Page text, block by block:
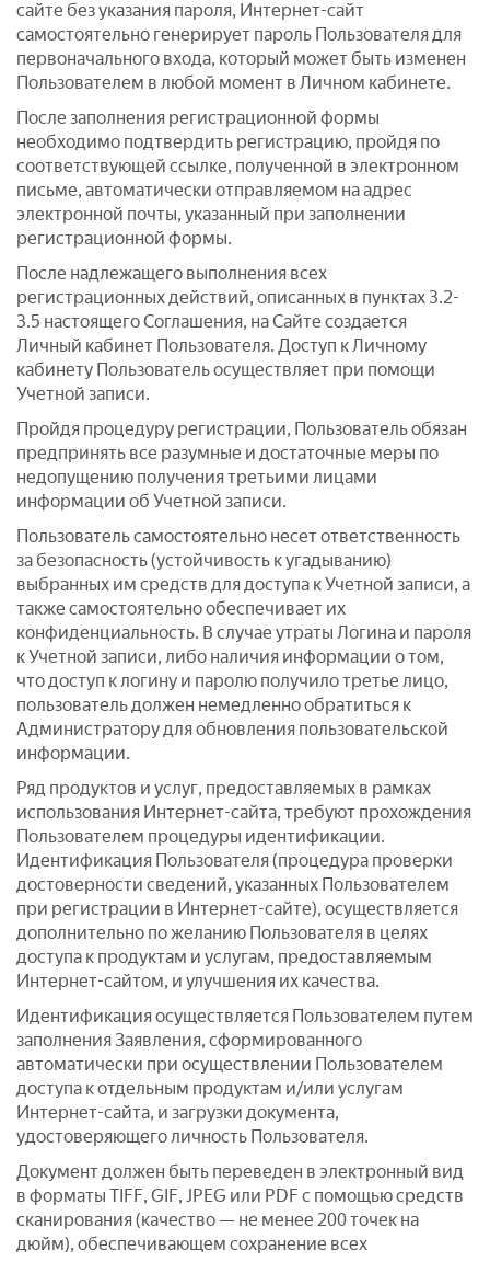
сайте без указания пароля, Интернет-сайт
самостоятельно генерирует пароль Пользователя для
первоначального входа, который может быть изменен
Пользователем в любой момент в Личном кабинете.
После заполнения регистрационной формы
необходимо подтвердить регистрацию, пройдя по
соответствующей ссылке, полученной в электронном
письме, автоматически отправляемом на адрес
электронной почты, указанный при заполнении
регистрационной формы.
После надлежащего выполнения всех
регистрационных действий, описанных в пунктах 3.2-
3.5 настоящего Соглашения, на Сайте создается
Личный кабинет Пользователя. Доступ к Личному
кабинету Пользователь осуществляет при помощи
Учетной записи.
Пройдя процедуру регистрации, Пользователь обязан
предпринять все разумные и достаточные меры по
недопущению получения третьими лицами
информации об Учетной записи.
Пользователь самостоятельно несет ответственность
за безопасность (устойчивость к угадыванию)
выбранных им средств для доступа к Учетной записи, а
также самостоятельно обеспечивает их
конфиденциальность. В случае утраты Логина и пароля
к Учетной записи, либо наличия информации о том,
что доступ к логину и паролю получило третье лицо,
пользователь должен немедленно обратиться к
Администратору для обновления пользовательской
информации.
Ряд продуктов и услуг, предоставляемых в рамках
использования Интернет-сайта, требуют прохождения
Пользователем процедуры идентификации.
Идентификация Пользователя (процедура проверки
достоверности сведений, указанных Пользователем
при регистрации в Интернет-сайте), осуществляется
дополнительно по желанию Пользователя в целях
доступа к продуктам и услугам, предоставляемым
Интернет-сайтом, и улучшения их качества.
Идентификация осуществляется Пользователем путем
заполнения Заявления, сформированного
автоматически при осуществлении Пользователем
доступа к отдельным продуктам и/или услугам
Интернет-сайта, и загрузки документа,
удостоверяющего личность Пользователя.
Документ должен быть переведен в электронный вид
в форматы TIFF, GIF, JPEG или PDF с помощью средств
сканирования (качество — не менее 200 точек на
дюйм), обеспечивающем сохранение всех